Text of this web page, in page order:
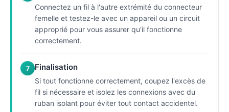
Connectez un fil à l'autre extrémité du connecteur
femelle et testez-le avec un appareil ou un circuit
approprié pour vous assurer qu'il fonctionne
correctement.
7 Finalisation
Si tout fonctionne correctement, coupez l'excès de
fil si nécessaire et isolez les connexions avec du
ruban isolant pour éviter tout contact accidentel.